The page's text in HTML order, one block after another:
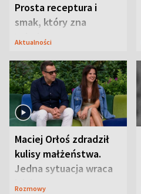
Prosta receptura i
smak, który zna
Lubelszczyzna
Aktualności
Maciej Orłoś zdradził
kulisy małżeństwa.
Jedna sytuacja wraca
jak bumerang
Rozmowy